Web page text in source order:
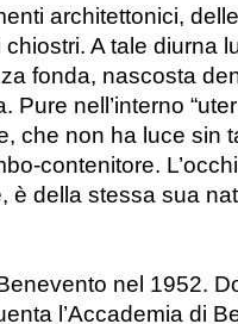
architettonici,
A tale diurna
fonda, nascosta
Pure nell’interno
che non ha luce sin
contenitore.
è della stessa sua
nel 1952.
l’Accademia di